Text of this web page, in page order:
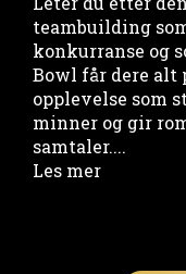
teambuilding
konkurranse og
Bowl får dere alt
opplevelse som
minner og gir
samtaler....
Les mer